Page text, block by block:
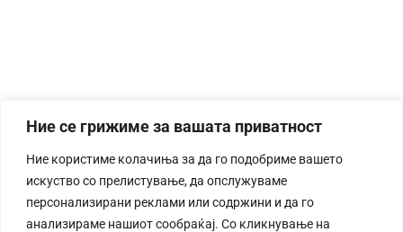
Ние се грижиме за вашата приватност
Ние користиме колачиња за да го подобриме вашето
искуство со прелистување, да опслужуваме
персонализирани реклами или содржини и да го
анализираме нашиот сообраќај. Со кликнување на